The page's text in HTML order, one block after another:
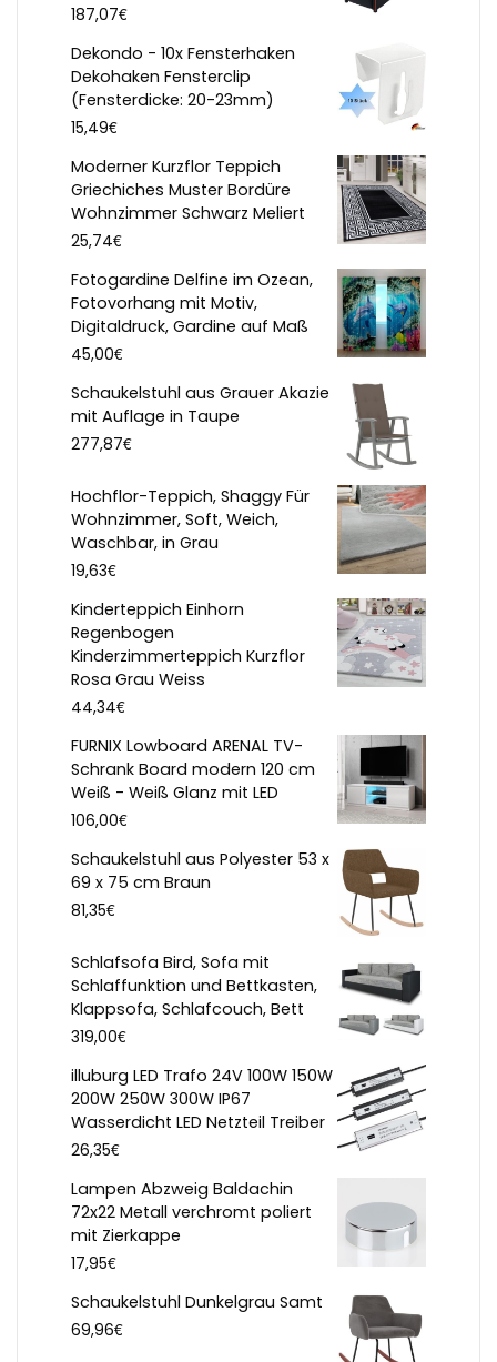
187,07€
Dekondo - 10x Fensterhaken
Dekohaken Fensterclip
(Fensterdicke: 20-23mm)
15,49€
Moderner Kurzflor Teppich
Griechiches Muster Bordüre
Wohnzimmer Schwarz Meliert
25,74€
Fotogardine Delfine im Ozean,
Fotovorhang mit Motiv,
Digitaldruck, Gardine auf Maß
45,00€
Schaukelstuhl aus Grauer Akazie
mit Auflage in Taupe
277,87€
Hochflor-Teppich, Shaggy Für
Wohnzimmer, Soft, Weich,
Waschbar, in Grau
19,63€
Kinderteppich Einhorn
Regenbogen
Kinderzimmerteppich Kurzflor
Rosa Grau Weiss
44,34€
FURNIX Lowboard ARENAL TV-
Schrank Board modern 120 cm
Weiß - Weiß Glanz mit LED
106,00€
Schaukelstuhl aus Polyester 53 x
69 x 75 cm Braun
81,35€
Schlafsofa Bird, Sofa mit
Schlaffunktion und Bettkasten,
Klappsofa, Schlafcouch, Bett
319,00€
illuburg LED Trafo 24V 100W 150W
200W 250W 300W IP67
Wasserdicht LED Netzteil Treiber
26,35€
Lampen Abzweig Baldachin
72x22 Metall verchromt poliert
mit Zierkappe
17,95€
Schaukelstuhl Dunkelgrau Samt
69,96€